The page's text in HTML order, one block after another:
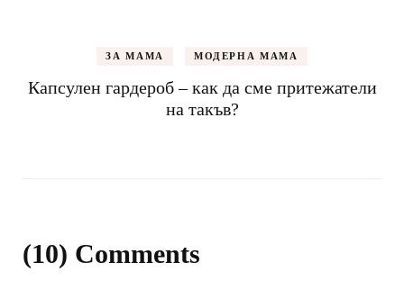
ЗА МАМА МОДЕРНА МАМА
Капсулен гардероб – как да сме притежатели
на такъв?
(10) Comments